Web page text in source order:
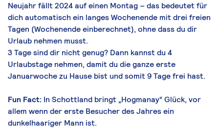
Neujahr fällt 2024 auf einen Montag – das bedeutet für
dich automatisch ein langes Wochenende mit drei freien
Tagen (Wochenende einberechnet), ohne dass du dir
Urlaub nehmen musst.
3 Tage sind dir nicht genug? Dann kannst du 4
Urlaubstage nehmen, damit du die ganze erste
Januarwoche zu Hause bist und somit 9 Tage frei hast.
Fun Fact: In Schottland bringt „Hogmanay“ Glück, vor
allem wenn der erste Besucher des Jahres ein
dunkelhaariger Mann ist.